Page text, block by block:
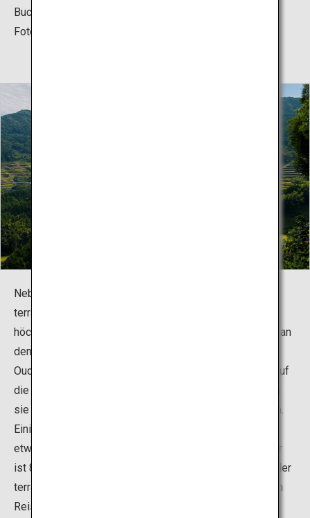
Bucht angelegt und sind daher ein beliebter Ort für
Fotografen und Wanderer.
Neben Oura befinden sich in dieser Region auch die
terrassenförmigen Reisfelder von Warabino, die als
höchstgelegene Reisterrassen Japans gelten und sich an
den nördlichen Hängen des Berges Hachimandake in
Ouchi befinden. Die Höhe der Felder und der Ausblick auf
die robusten Steinmauern wirken so majestätisch, dass
sie häufig mit den Mauern einer Burg verglichen werden.
Einige der für die Terrassen verwendeten Steine sind
etwa einen Meter hoch und breit. Die größte Steinmauer
ist 8,5 Meter hoch und damit die höchste Steinmauer aller
terrassenförmigen Reisfelder, in denen derzeit in Japan
Reis angepflanzt wird. Lange Zeit wurde ein Stein nach